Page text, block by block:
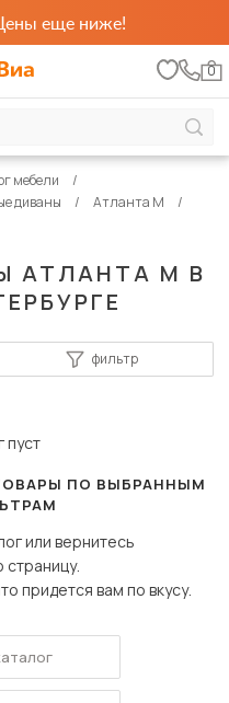
еще ниже!
0
АТЛАНТА М В
мебели
диваны
Атланта М
фильтр
ПО ВЫБРАННЫМ
или вернитесь
придется вам по вкусу.